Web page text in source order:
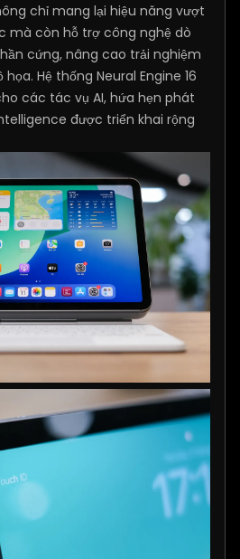
chỉ mang lại hiệu năng vượt
mà còn hỗ trợ công nghệ dò
cứng, nâng cao trải nghiệm
Hệ thống Neural Engine 16
các tác vụ AI, hứa hẹn phát
được triển khai rộng